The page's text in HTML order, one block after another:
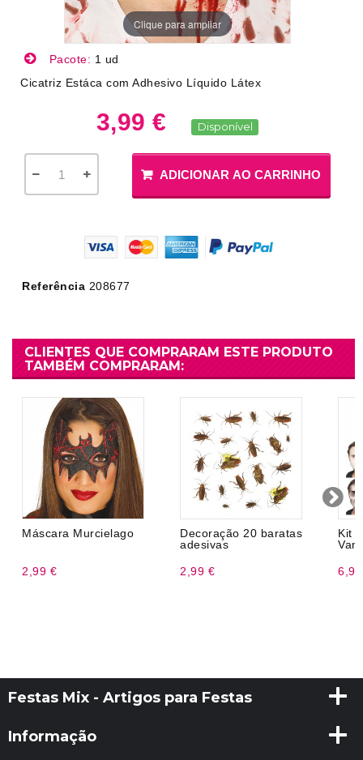
Clique para ampliar
Pacote: 1 ud
Cicatriz Estáca com Adhesivo Líquido Látex
3,99 € Disponível
ADICIONAR AO CARRINHO
Referência 208677
CLIENTES QUE COMPRARAM ESTE PRODUTO
TAMBÉM COMPRARAM:
Máscara Murcielago
2,99 €
Decoração 20 baratas
adesivas
2,99 €
Festas Mix - Artigos para Festas
Informação